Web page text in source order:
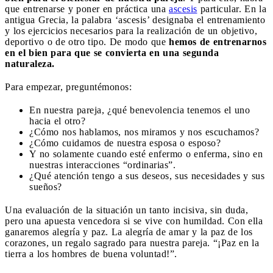
que entrenarse y poner en práctica una ascesis particular. En la
antigua Grecia, la palabra ‘ascesis’ designaba el entrenamiento
y los ejercicios necesarios para la realización de un objetivo,
deportivo o de otro tipo. De modo que hemos de entrenarnos
en el bien para que se convierta en una segunda
naturaleza.
Para empezar, preguntémonos:
En nuestra pareja, ¿qué benevolencia tenemos el uno
hacia el otro?
¿Cómo nos hablamos, nos miramos y nos escuchamos?
¿Cómo cuidamos de nuestra esposa o esposo?
Y no solamente cuando esté enfermo o enferma, sino en
nuestras interacciones “ordinarias”.
¿Qué atención tengo a sus deseos, sus necesidades y sus
sueños?
Una evaluación de la situación un tanto incisiva, sin duda,
pero una apuesta vencedora si se vive con humildad. Con ella
ganaremos alegría y paz. La alegría de amar y la paz de los
corazones, un regalo sagrado para nuestra pareja. “¡Paz en la
tierra a los hombres de buena voluntad!”.